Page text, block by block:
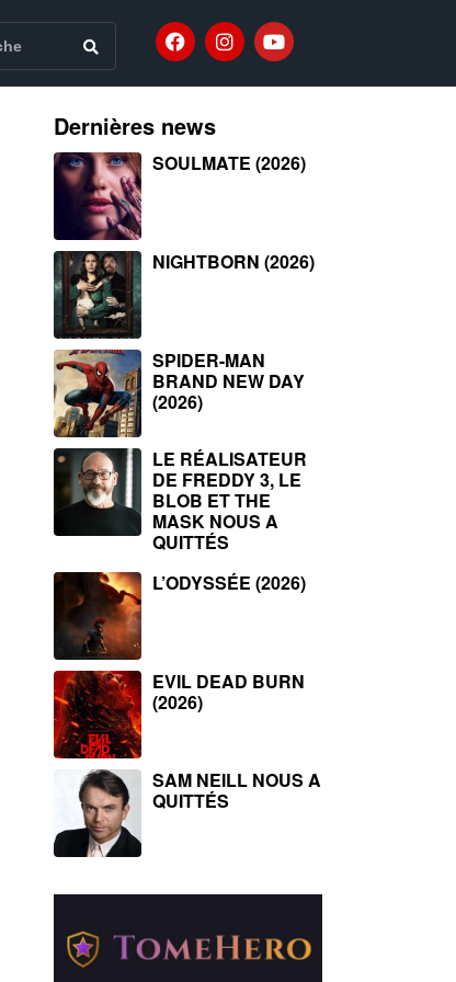
Dernières news
SOULMATE (2026)
NIGHTBORN (2026)
SPIDER-MAN
BRAND NEW DAY
(2026)
LE RÉALISATEUR
DE FREDDY 3, LE
BLOB ET THE
MASK NOUS A
QUITTÉS
L’ODYSSÉE (2026)
EVIL DEAD BURN
(2026)
SAM NEILL NOUS A
QUITTÉS